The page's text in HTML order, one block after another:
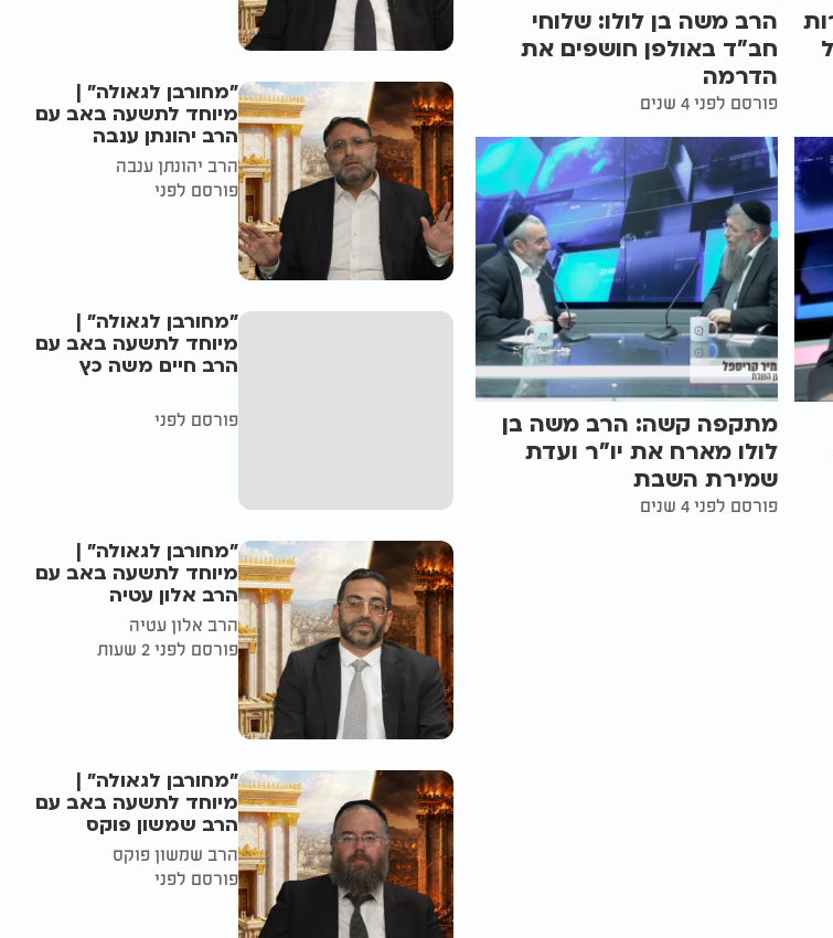
הרב משה בן לולו: שלוחי
חב"ד באולפן חושפים את
הדרמה
פורסם לפני 4 שנים
מתקפה קשה: הרב משה בן
לולו מארח את יו"ר ועדת
שמירת השבת
פורסם לפני 4 שנים
"מחורבן לגאולה" |
מיוחד לתשעה באב עם
הרב יהונתן ענבה
הרב יהונתן ענבה
פורסם לפני
"מחורבן לגאולה" |
מיוחד לתשעה באב עם
הרב חיים משה כץ
פורסם לפני
"מחורבן לגאולה" |
מיוחד לתשעה באב עם
הרב אלון עטיה
הרב אלון עטיה
פורסם לפני 2 שעות
"מחורבן לגאולה" |
מיוחד לתשעה באב עם
הרב שמשון פוקס
הרב שמשון פוקס
פורסם לפני